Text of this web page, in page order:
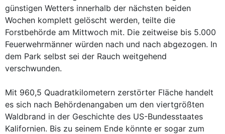
günstigen Wetters innerhalb der nächsten beiden
Wochen komplett gelöscht werden, teilte die
Forstbehörde am Mittwoch mit. Die zeitweise bis 5.000
Feuerwehrmänner würden nach und nach abgezogen. In
dem Park selbst sei der Rauch weitgehend
verschwunden.
Mit 960,5 Quadratkilometern zerstörter Fläche handelt
es sich nach Behördenangaben um den viertgrößten
Waldbrand in der Geschichte des US-Bundesstaates
Kalifornien. Bis zu seinem Ende könnte er sogar zum